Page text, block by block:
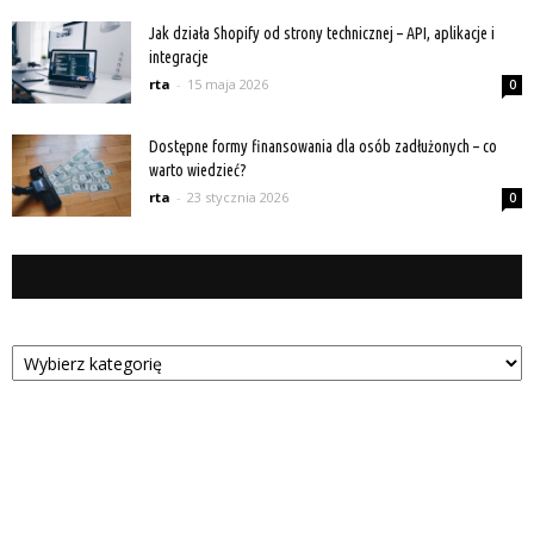
Jak działa Shopify od strony technicznej – API, aplikacje i
integracje
rta - 15 maja 2026 0
Dostępne formy finansowania dla osób zadłużonych – co
warto wiedzieć?
rta - 23 stycznia 2026 0
Kategorie